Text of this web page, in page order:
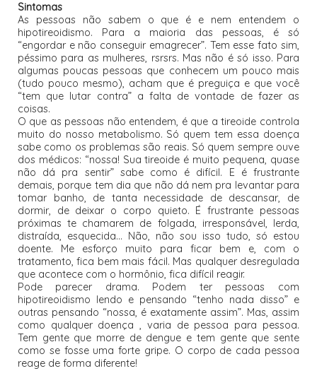
Sintomas
As pessoas não sabem o que é e nem entendem o
hipotireoidismo. Para a maioria das pessoas, é só
“engordar e não conseguir emagrecer”. Tem esse fato sim,
péssimo para as mulheres, rsrsrs. Mas não é só isso. Para
algumas poucas pessoas que conhecem um pouco mais
(tudo pouco mesmo), acham que é preguiça e que você
“tem que lutar contra” a falta de vontade de fazer as
coisas.
O que as pessoas não entendem, é que a tireoide controla
muito do nosso metabolismo. Só quem tem essa doença
sabe como os problemas são reais. Só quem sempre ouve
dos médicos: “nossa! Sua tireoide é muito pequena, quase
não dá pra sentir” sabe como é difícil. E é frustrante
demais, porque tem dia que não dá nem pra levantar para
tomar banho, de tanta necessidade de descansar, de
dormir, de deixar o corpo quieto. É frustrante pessoas
próximas te chamarem de folgada, irresponsável, lerda,
distraída, esquecida... Não, não sou isso tudo, só estou
doente. Me esforço muito para ficar bem e, com o
tratamento, fica bem mais fácil. Mas qualquer desregulada
que acontece com o hormônio, fica difícil reagir.
Pode parecer drama. Podem ter pessoas com
hipotireoidismo lendo e pensando “tenho nada disso” e
outras pensando “nossa, é exatamente assim”. Mas, assim
como qualquer doença , varia de pessoa para pessoa.
Tem gente que morre de dengue e tem gente que sente
como se fosse uma forte gripe. O corpo de cada pessoa
reage de forma diferente!